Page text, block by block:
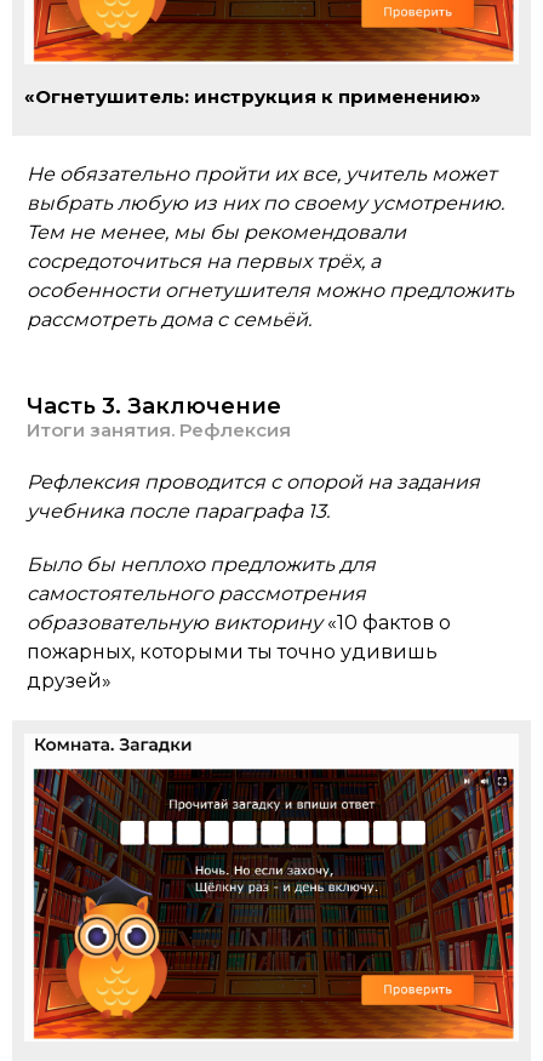
«Огнетушитель: инструкция к применению»
Не обязательно пройти их все, учитель может
выбрать любую из них по своему усмотрению.
Тем не менее, мы бы рекомендовали
сосредоточиться на первых трёх, а
особенности огнетушителя можно предложить
рассмотреть дома с семьёй.
Часть 3. Заключение
Итоги занятия. Рефлексия
Рефлексия проводится с опорой на задания
учебника после параграфа 13.
Было бы неплохо предложить для
самостоятельного рассмотрения
образовательную викторину«10 фактов о
пожарных, которыми ты точно удивишь
друзей»